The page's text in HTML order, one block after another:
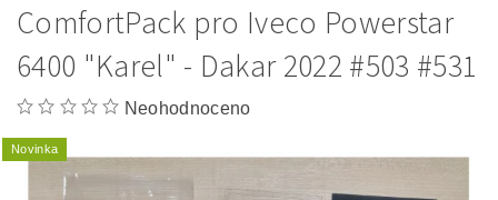
ComfortPack pro Iveco Powerstar
6400 "Karel" - Dakar 2022 #503 #531
Neohodnoceno
Novinka